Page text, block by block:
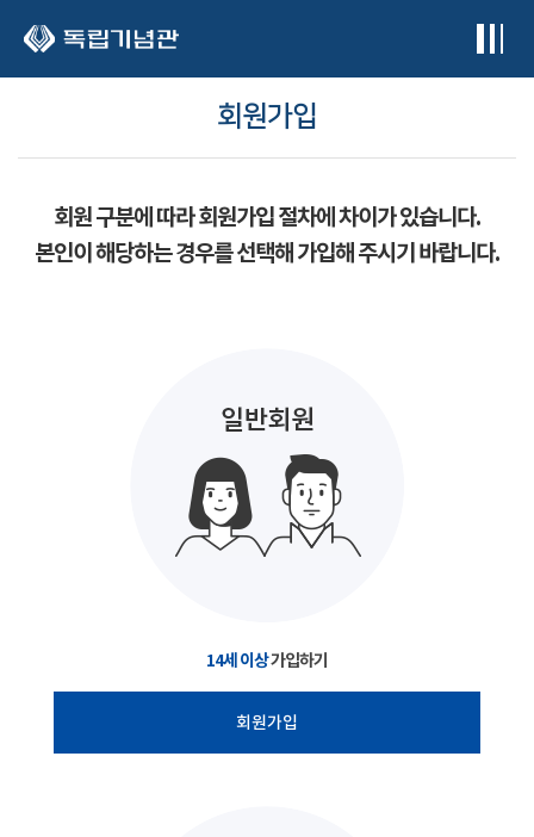
회원가입
회원 구분에 따라 회원가입 절차에 차이가 있습니다.
본인이 해당하는 경우를 선택해 가입해 주시기 바랍니다.
14세 이상가입하기
회원가입